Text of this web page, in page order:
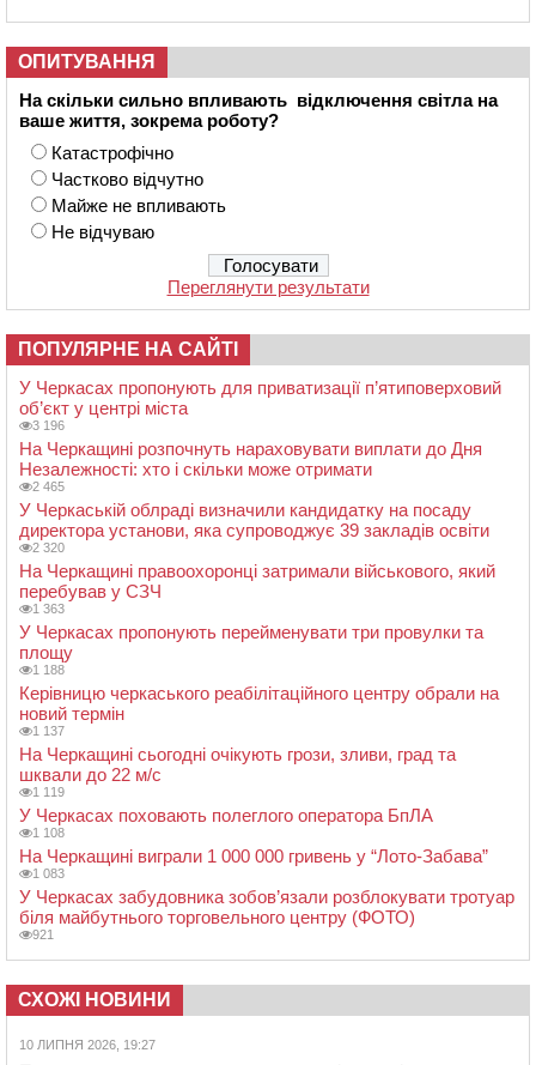
ОПИТУВАННЯ
На скільки сильно впливають відключення світла на
ваше життя, зокрема роботу?
Катастрофічно
Частково відчутно
Майже не впливають
Не відчуваю
Переглянути результати
ПОПУЛЯРНЕ НА САЙТІ
У Черкасах пропонують для приватизації п’ятиповерховий
об’єкт у центрі міста
3 196
На Черкащині розпочнуть нараховувати виплати до Дня
Незалежності: хто і скільки може отримати
2 465
У Черкаській облраді визначили кандидатку на посаду
директора установи, яка супроводжує 39 закладів освіти
2 320
На Черкащині правоохоронці затримали військового, який
перебував у СЗЧ
1 363
У Черкасах пропонують перейменувати три провулки та
площу
1 188
Керівницю черкаського реабілітаційного центру обрали на
новий термін
1 137
На Черкащині сьогодні очікують грози, зливи, град та
шквали до 22 м/с
1 119
У Черкасах поховають полеглого оператора БпЛА
1 108
На Черкащині виграли 1 000 000 гривень у “Лото-Забава”
1 083
У Черкасах забудовника зобов’язали розблокувати тротуар
біля майбутнього торговельного центру (ФОТО)
921
СХОЖІ НОВИНИ
10 ЛИПНЯ 2026, 19:27